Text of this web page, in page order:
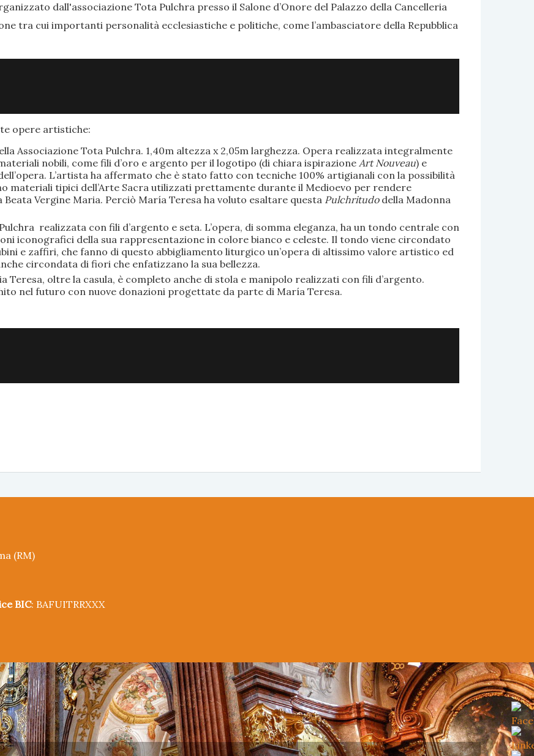
dall'associazione Tota Pulchra presso il Salone d’Onore del Palazzo della Cancelleria
tra cui importanti personalità ecclesiastiche e politiche, come l’ambasciatore della Repubblica
opere artistiche:
Associazione Tota Pulchra. 1,40m altezza x 2,05m larghezza. Opera realizzata integralmente
nobili, come fili d’oro e argento per il logotipo (di chiara ispirazioneArt Nouveau) e
L’artista ha affermato che è stato fatto con tecniche 100% artigianali con la possibilità
materiali tipici dell’Arte Sacra utilizzati prettamente durante il Medioevo per rendere
Vergine Maria. Perciò María Teresa ha voluto esaltare questa Pulchritudo della Madonna
realizzata con fili d’argento e seta. L’opera, di somma eleganza, ha un tondo centrale con
iconografici della sua rappresentazione in colore bianco e celeste. Il tondo viene circondato
e zaffiri, che fanno di questo abbigliamento liturgico un’opera di altissimo valore artistico ed
circondata di fiori che enfatizzano la sua bellezza.
Teresa, oltre la casula, è completo anche di stola e manipolo realizzati con fili d’argento.
nel futuro con nuove donazioni progettate da parte di María Teresa.
(RM)
BIC: BAFUITRRXXX